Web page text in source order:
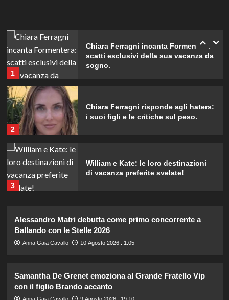
1
Chiara Ferragni incanta Formentera:
scatti esclusivi della sua vacanza da
sogno.
2
Chiara Ferragni risponde agli haters:
i suoi figli e le critiche sul peso.
3
William e Kate: le loro destinazioni
di vacanza preferite svelate!
4
Ballando con le Stelle: D’Urso,
Presta e Bocchi protagonisti.
5
famiglia in Sardegna con Edoardo e
Giulia.
Alessandro Matri debutta come primo concorrente a
Ballando con le Stelle 2026
Anna Gaia Cavallo 10 Agosto 2026 : 1:05
Samantha De Grenet emoziona al Grande Fratello Vip
con il figlio Brando accanto